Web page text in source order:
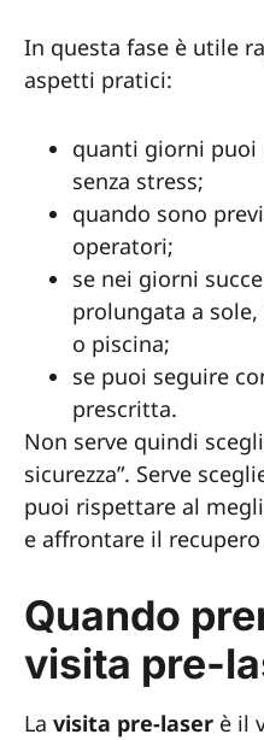
In questa fase è utile
aspetti pratici:
quanti giorni puoi
senza stress;
quando sono
operatori;
se nei giorni
prolungata a
o piscina;
se puoi seguire
prescritta.
Non serve quindi
sicurezza”. Serve
puoi rispettare al
e affrontare il
Quando
visita pre-
La visita pre-laser è il